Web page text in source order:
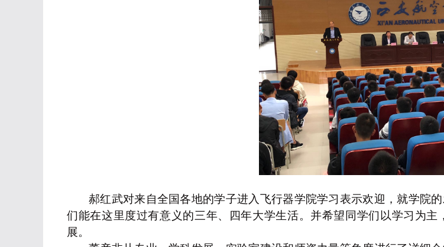
郝红武对来自全国各地的学子进入飞行器学院学习表示欢迎，就学院
们能在这里度过有意义的三年、四年大学生活。并希望同学们以学习为
展。